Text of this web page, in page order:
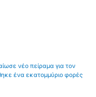
νέο πείραμα για τον
ένα εκατομμύριο φορές